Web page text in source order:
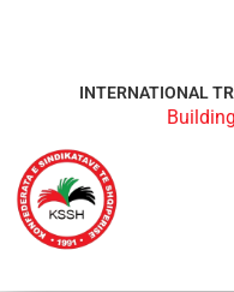
INTERNATIONAL